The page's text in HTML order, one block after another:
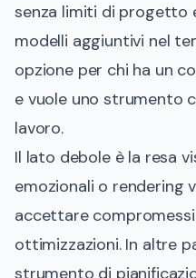
senza limiti di progetto
modelli aggiuntivi nel
opzione per chi ha un
e vuole uno strumento
lavoro.
Il lato debole è la resa
emozionali o rendering
accettare
ottimizzazioni. In altre
strumento di